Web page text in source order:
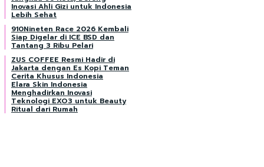
Inovasi Ahli Gizi untuk Indonesia
Lebih Sehat
910Nineten Race 2026 Kembali
Siap Digelar di ICE BSD dan
Tantang 3 Ribu Pelari
ZUS COFFEE Resmi Hadir di
Jakarta dengan Es Kopi Teman
Cerita Khusus Indonesia
Elara Skin Indonesia
Menghadirkan Inovasi
Teknologi EXO3 untuk Beauty
Ritual dari Rumah